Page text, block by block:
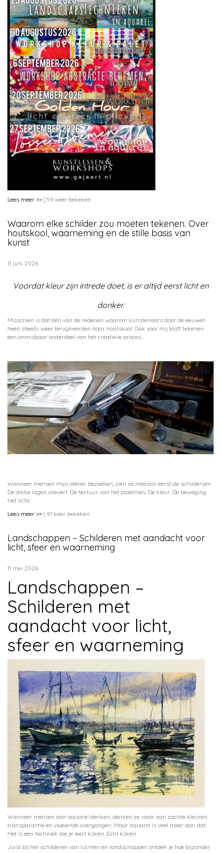
Lees meer >> | 59 keer bekeken
Waarom elke schilder zou moeten tekenen. Over
houtskool, waarneming en de stille basis van
kunst
11 juni 2026
Voordat kleur zijn intrede doet, is er altijd eerst licht en
donker.
Misschien is dat één van de redenen waarom kunstenaars door de eeuwen
heen steeds weer terugkeerden naar houtskool. Ook voor mij blijft tekenen
een onmisbaar onderdeel van het creatieve proces...
Wanneer mensen mijn atelier bezoeken, zien ze meestal eerst de schilderijen.
De dikke lagen olieverf. De textuur van het paletmes. De kleur. De beweging.
Het licht.
Lees meer >> | 91 keer bekeken
Landschappen – Schilderen met aandacht voor
licht, sfeer en waarneming
11 mei 2026
Landschappen –
Schilderen met
aandacht voor licht,
sfeer en waarneming
Wanneer mensen aan aquarel denken, denken ze vaak aan zachte kleuren,
transparantie en vloeiende overgangen. Maar aquarel is veel meer dan dat.
Het is een techniek die je leert kijken. Echt kijken.
Juist bij het schilderen van luchten en landschappen ontdek je hoe bijzonder